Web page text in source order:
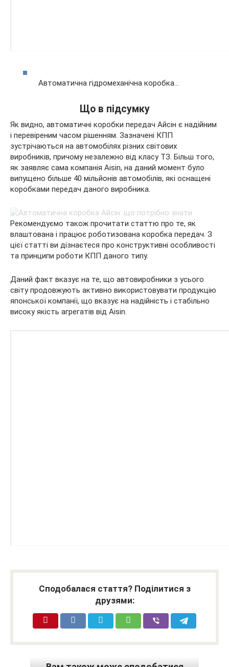
Автоматична гідромеханічна коробка…
Що в підсумку
Як видно, автоматичні коробки передач Айсін є надійним
і перевіреним часом рішенням. Зазначені КПП
зустрічаються на автомобілях різних світових
виробників, причому незалежно від класу ТЗ. Більш того,
як заявляє сама компанія Aisin, на даний момент було
випущено більше 40 мільйонів автомобілів, які оснащені
коробками передач даного виробника.
Рекомендуємо також прочитати статтю про те, як
влаштована і працює роботизована коробка передач. З
цієї статті ви дізнаєтеся про конструктивні особливості
та принципи роботи КПП даного типу.
Даний факт вказує на те, що автовиробники з усього
світу продовжують активно використовувати продукцію
японської компанії, що вказує на надійність і стабільно
високу якість агрегатів від Aisin.
Сподобалася стаття? Поділитися з
друзями: